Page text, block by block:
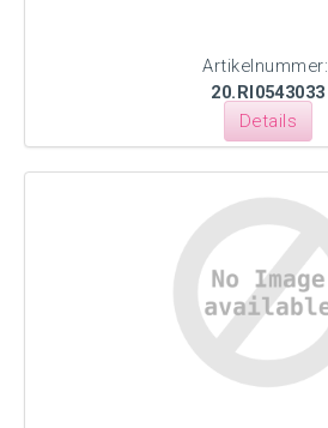
Artikelnummer:
20.RI0543033
Details